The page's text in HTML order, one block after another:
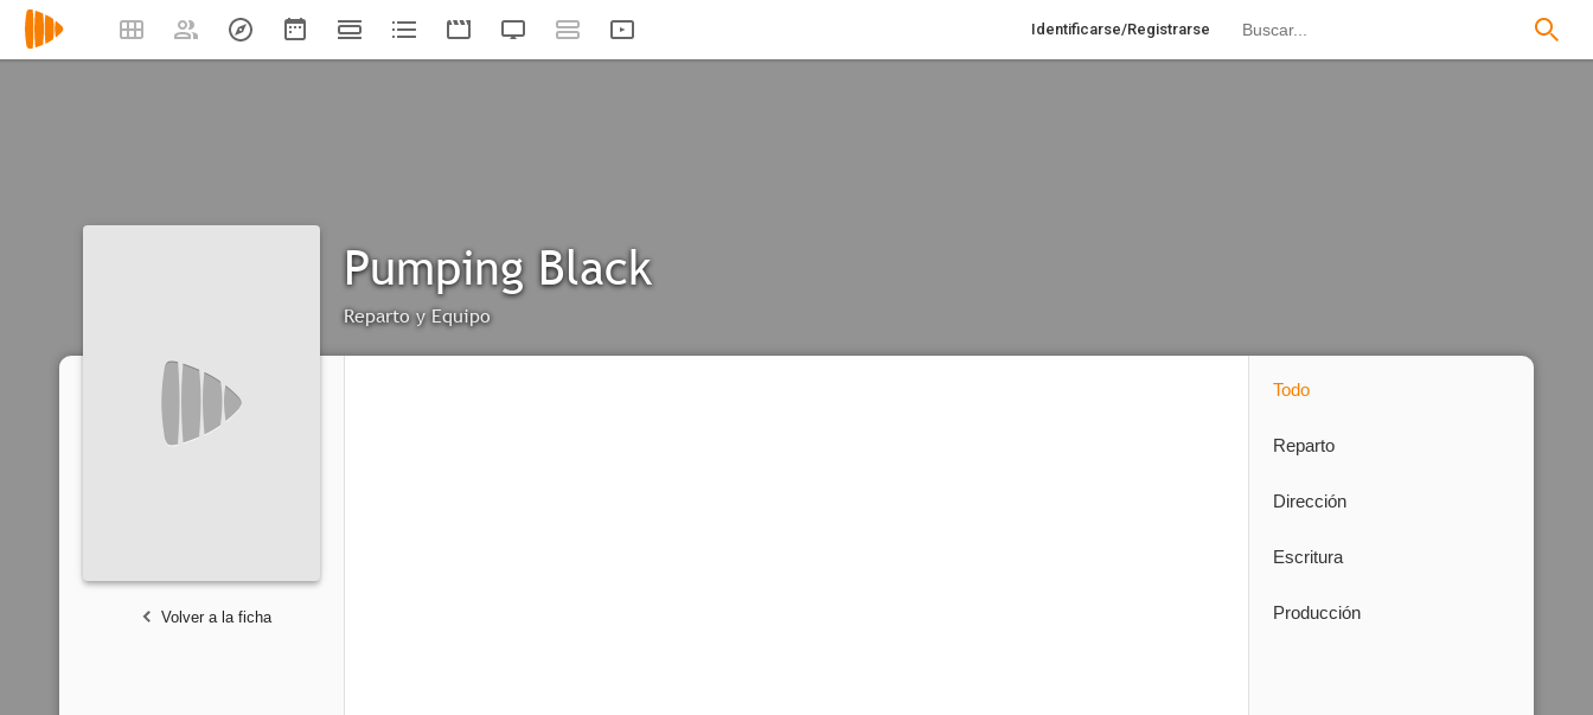
Identificarse/Registrarse
Pumping Black
Reparto y Equipo
Volver a la ficha
Todo
Reparto
Dirección
Escritura
Producción